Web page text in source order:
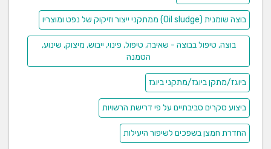
בוצה שומנית (Oil sludge) ממתקני ייצור וזיקוק של נפט ומוצריו
בוצה, טיפול בבוצה - שאיבה, טיפול, פינוי, ייבוש, מיצוק, שינוע,
הטמנה
ביוגז/מתקן ביוגז/מתקני ביוגז
ביצוע סקרים סביבתיים על פי דרישת הרשויות
החדרת חמצן בשפכים לשיפור היעילות